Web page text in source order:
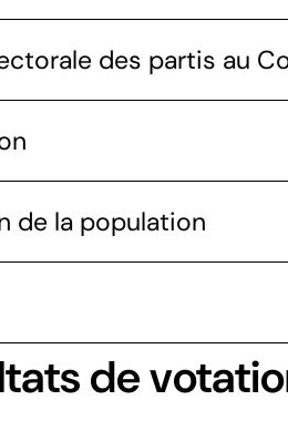
des partis au
de la population
de